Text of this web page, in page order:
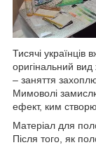
Тисячі українців
оригінальний
– заняття
Мимоволі
ефект, ким
Матеріал для
Після того, як